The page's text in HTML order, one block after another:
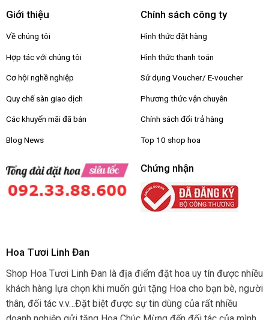
Giới thiệu
Về chúng tôi
Hợp tác với chúng tôi
Cơ hội nghề nghiệp
Quy chế sàn giao dịch
Các khuyến mãi đã bán
Blog News
Chính sách công ty
Hình thức đặt hàng
Hình thức thanh toán
Sử dụng Voucher/ E-voucher
Phương thức vận chuyên
Chính sách đổi trả hàng
Top 10 shop hoa
Chứng nhận
Hoa Tươi Linh Đan
Shop Hoa Tươi Linh Đan là địa điểm đặt hoa uy tín được nhiều
khách hàng lựa chọn khi muốn gửi tặng Hoa cho bạn bè, người
thân, đối tác v.v…Đặt biệt được sự tin dùng của rất nhiều